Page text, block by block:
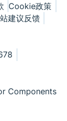
Cookie政策
建议反馈
Components